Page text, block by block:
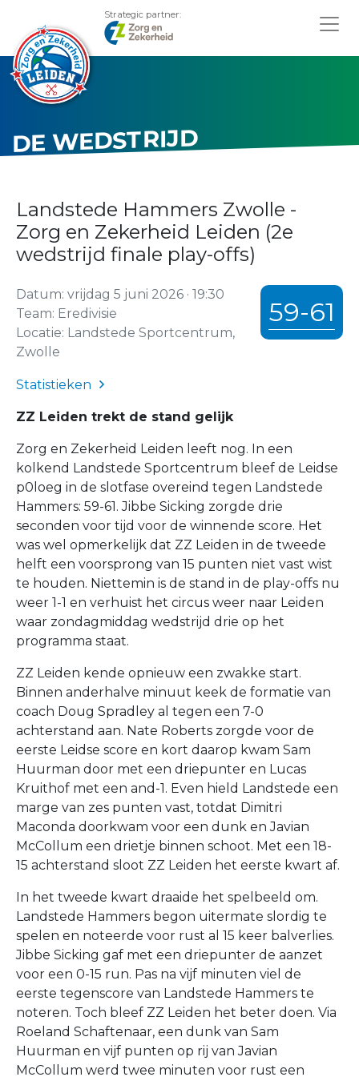
Strategic partner:
DE WEDSTRIJD
Landstede Hammers Zwolle -
Zorg en Zekerheid Leiden (2e
wedstrijd finale play-offs)
59-61
Datum: vrijdag 5 juni 2026 · 19:30
Team: Eredivisie
Locatie: Landstede Sportcentrum,
Zwolle
Statistieken
ZZ Leiden trekt de stand gelijk
Zorg en Zekerheid Leiden leeft nog. In een
kolkend Landstede Sportcentrum bleef de Leidse
p0loeg in de slotfase overeind tegen Landstede
Hammers: 59-61. Jibbe Sicking zorgde drie
seconden voor tijd voor de winnende score. Het
was wel opmerkelijk dat ZZ Leiden in de tweede
helft een voorsprong van 15 punten niet vast wist
te houden. Niettemin is de stand in de play-offs nu
weer 1-1 en verhuist het circus weer naar Leiden
waar zondagmiddag wedstrijd drie op het
programma staat.
ZZ Leiden kende opnieuw een zwakke start.
Binnen anderhalve minuut keek de formatie van
coach Doug Spradley al tegen een 7-0
achterstand aan. Nate Roberts zorgde voor de
eerste Leidse score en kort daarop kwam Sam
Huurman door met een driepunter en Lucas
Kruithof met een and-1. Even hield Landstede een
marge van zes punten vast, totdat Dimitri
Maconda doorkwam voor een dunk en Javian
McCollum een drietje binnen schoot. Met een 18-
15 achterstand sloot ZZ Leiden het eerste kwart af.
In het tweede kwart draaide het spelbeeld om.
Landstede Hammers begon uitermate slordig te
spelen en noteerde voor rust al 15 keer balverlies.
Jibbe Sicking gaf met een driepunter de aanzet
voor een 0-15 run. Pas na vijf minuten viel de
eerste tegenscore van Landstede Hammers te
noteren. Toch bleef ZZ Leiden het beter doen. Via
Roeland Schaftenaar, een dunk van Sam
Huurman en vijf punten op rij van Javian
McCollum werd twee minuten voor rust een